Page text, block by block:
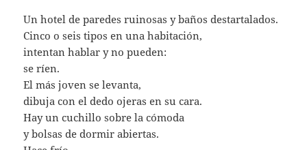
Un hotel de paredes ruinosas y baños destartalados.
Cinco o seis tipos en una habitación,
intentan hablar y no pueden:
se ríen.
El más joven se levanta,
dibuja con el dedo ojeras en su cara.
Hay un cuchillo sobre la cómoda
y bolsas de dormir abiertas.